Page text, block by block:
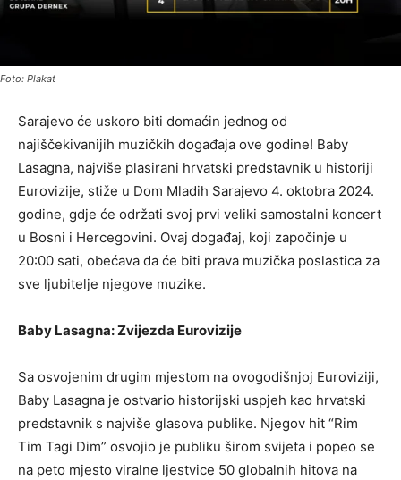
Foto: Plakat
Sarajevo će uskoro biti domaćin jednog od
najiščekivanijih muzičkih događaja ove godine! Baby
Lasagna, najviše plasirani hrvatski predstavnik u historiji
Eurovizije, stiže u Dom Mladih Sarajevo 4. oktobra 2024.
godine, gdje će održati svoj prvi veliki samostalni koncert
u Bosni i Hercegovini. Ovaj događaj, koji započinje u
20:00 sati, obećava da će biti prava muzička poslastica za
sve ljubitelje njegove muzike.
Baby Lasagna: Zvijezda Eurovizije
Sa osvojenim drugim mjestom na ovogodišnjoj Euroviziji,
Baby Lasagna je ostvario historijski uspjeh kao hrvatski
predstavnik s najviše glasova publike. Njegov hit “Rim
Tim Tagi Dim” osvojio je publiku širom svijeta i popeo se
na peto mjesto viralne ljestvice 50 globalnih hitova na